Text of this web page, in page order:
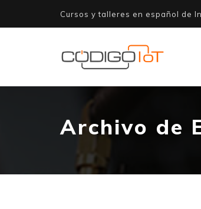
Cursos y talleres en español de
Archivo de